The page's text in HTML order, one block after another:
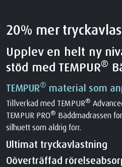
20% mer
Upplev en helt ny
stöd med TEMPUR®
TEMPUR® material som
Tillverkad med TEMPUR®
TEMPUR PRO® Bäddmadrassen
silhuett som aldrig förr.
Ultimat tryckavlastning
Oöverträffad